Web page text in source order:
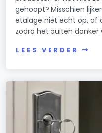
gehoopt? Misschien
etalage niet echt op, of
zodra het buiten donker
LEES VERDER